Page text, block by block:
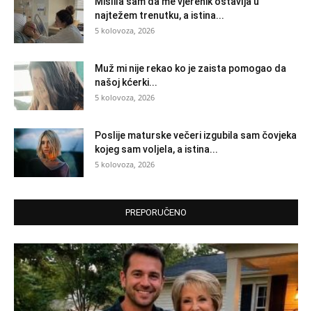
najtežem trenutku, a istina...
5 kolovoza, 2026
Muž mi nije rekao ko je zaista pomogao da
našoj kćerki...
5 kolovoza, 2026
Poslije maturske večeri izgubila sam čovjeka
kojeg sam voljela, a istina...
5 kolovoza, 2026
PREPORUČENO